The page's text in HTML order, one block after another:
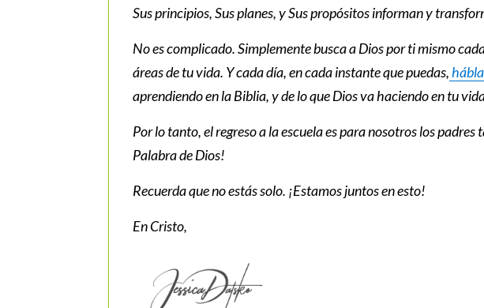
Sus principios, Sus planes, y Sus propósitos informan y
No es complicado. Simplemente busca a Dios por ti mismo
áreas de tu vida. Y cada día, en cada instante que puedas,
aprendiendo en la Biblia, y de lo que Dios va haciendo en tu
Por lo tanto, el regreso a la escuela es para nosotros los padres
Palabra de Dios!
Recuerda que no estás solo. ¡Estamos juntos en esto!
En Cristo,